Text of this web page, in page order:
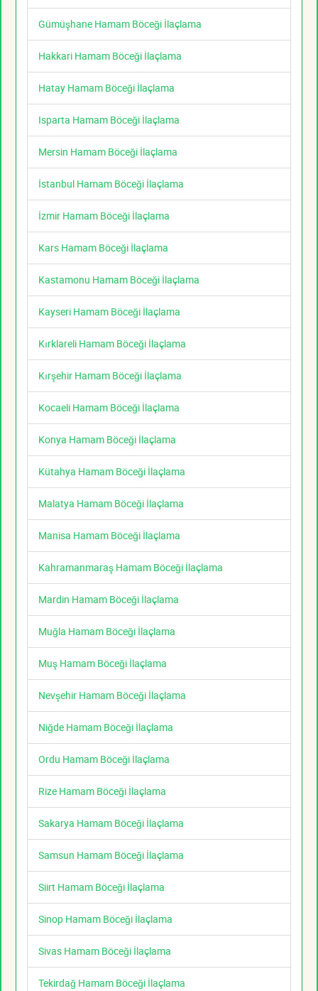
Gümüşhane Hamam Böceği İlaçlama
Hakkari Hamam Böceği İlaçlama
Hatay Hamam Böceği İlaçlama
Isparta Hamam Böceği İlaçlama
Mersin Hamam Böceği İlaçlama
İstanbul Hamam Böceği İlaçlama
İzmir Hamam Böceği İlaçlama
Kars Hamam Böceği İlaçlama
Kastamonu Hamam Böceği İlaçlama
Kayseri Hamam Böceği İlaçlama
Kırklareli Hamam Böceği İlaçlama
Kırşehir Hamam Böceği İlaçlama
Kocaeli Hamam Böceği İlaçlama
Konya Hamam Böceği İlaçlama
Kütahya Hamam Böceği İlaçlama
Malatya Hamam Böceği İlaçlama
Manisa Hamam Böceği İlaçlama
Kahramanmaraş Hamam Böceği İlaçlama
Mardin Hamam Böceği İlaçlama
Muğla Hamam Böceği İlaçlama
Muş Hamam Böceği İlaçlama
Nevşehir Hamam Böceği İlaçlama
Niğde Hamam Böceği İlaçlama
Ordu Hamam Böceği İlaçlama
Rize Hamam Böceği İlaçlama
Sakarya Hamam Böceği İlaçlama
Samsun Hamam Böceği İlaçlama
Siirt Hamam Böceği İlaçlama
Sinop Hamam Böceği İlaçlama
Sivas Hamam Böceği İlaçlama
Tekirdağ Hamam Böceği İlaçlama